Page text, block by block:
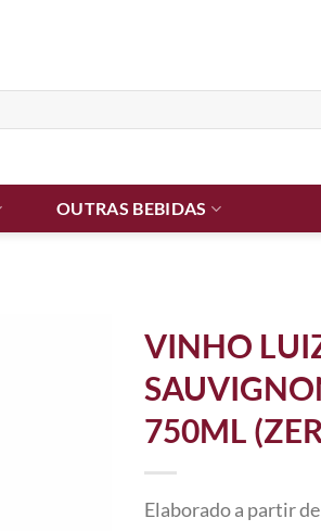
OUTRAS BEBIDAS
VINHO
750ML
Elaborado a partir